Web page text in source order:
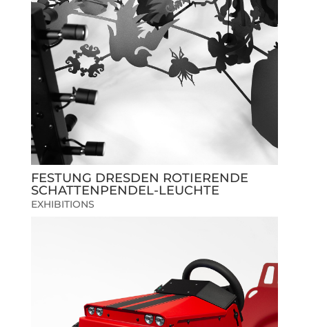
FESTUNG DRESDEN ROTIERENDE
SCHATTENPENDEL-LEUCHTE
EXHIBITIONS